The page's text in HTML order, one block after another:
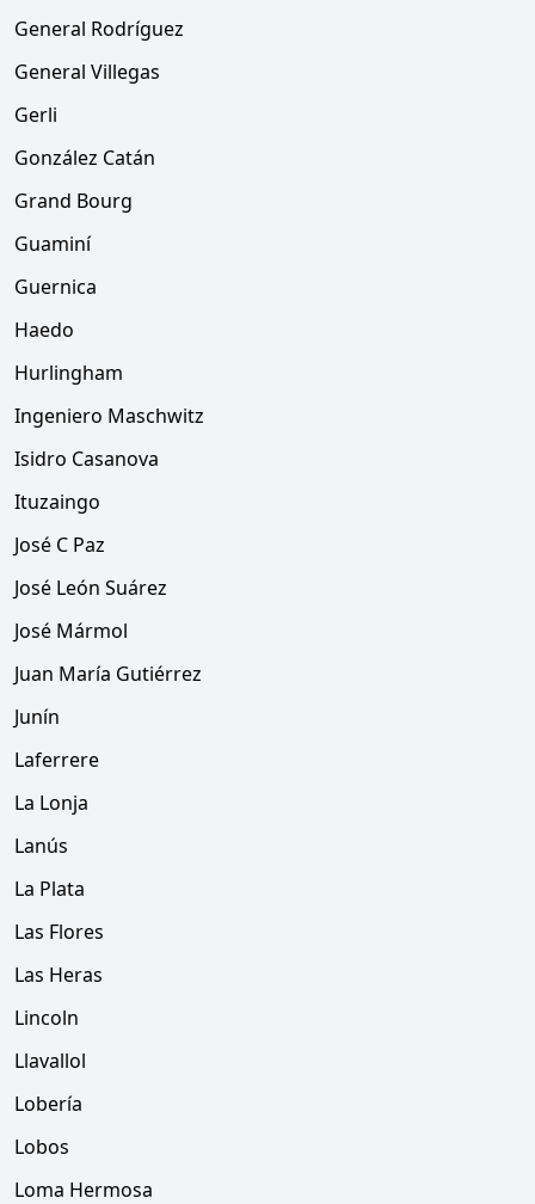
General Rodríguez
General Villegas
Gerli
González Catán
Grand Bourg
Guaminí
Guernica
Haedo
Hurlingham
Ingeniero Maschwitz
Isidro Casanova
Ituzaingo
José C Paz
José León Suárez
José Mármol
Juan María Gutiérrez
Junín
Laferrere
La Lonja
Lanús
La Plata
Las Flores
Las Heras
Lincoln
Llavallol
Lobería
Lobos
Loma Hermosa